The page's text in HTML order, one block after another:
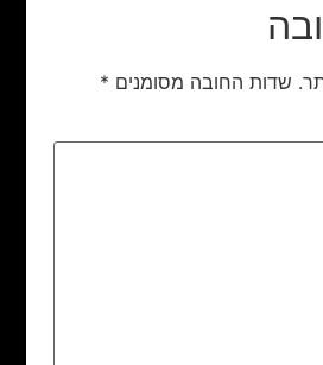
שדות החובה מסומנים *